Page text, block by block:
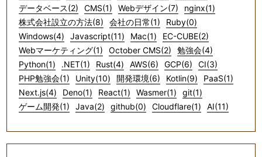
データベース(2)
CMS(1) Webデザイン(7)
nginx(1)
株式会社設立の方法(8)
会社の日常(1)
Ruby(0)
Windows(4)
Javascript(11) Mac(1)
EC-CUBE(2)
Webマーケティング(1)
October CMS(2)
勉強会(4)
Python(1)
.NET(1) Rust(4) AWS(6) GCP(6)
CI(3)
PHP勉強会(1)
Unity(10) 開発環境(6) Kotlin(9)
PaaS(1)
Next.js(4)
Deno(1) React(1) Wasmer(1)
git(1)
ゲーム開発(1)
Java(2) github(0) Cloudflare(1) AI(11)